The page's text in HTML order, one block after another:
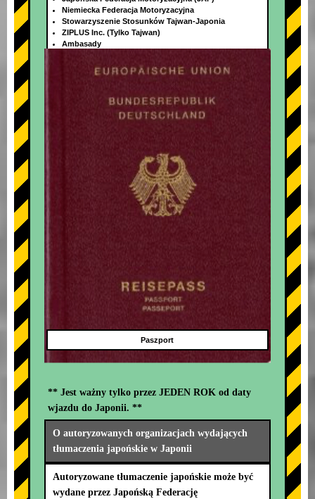
+
Niemiecka Federacja Motoryzacyjna
Stowarzyszenie Stosunków Tajwan-Japonia
ZIPLUS Inc. (Tylko Tajwan)
Ambasady
Paszport
** Jest ważny tylko przez JEDEN ROK od daty
wjazdu do Japonii. **
O autoryzowanych organizacjach wydających
tłumaczenia japońskie w Japonii
Autoryzowane tłumaczenie japońskie może być
wydane przez Japońską Federację